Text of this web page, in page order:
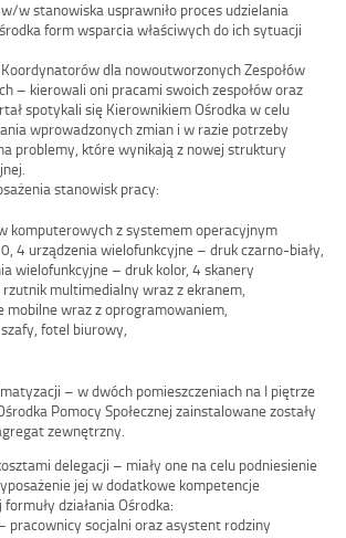
w/w stanowiska usprawniło proces udzielania
form wsparcia właściwych do ich sytuacji
Koordynatorów dla nowoutworzonych Zespołów
– kierowali oni pracami swoich zespołów oraz
spotykali się Kierownikiem Ośrodka w celu
wprowadzonych zmian i w razie potrzeby
problemy, które wynikają z nowej struktury
stanowisk pracy:
komputerowych z systemem operacyjnym
4 urządzenia wielofunkcyjne – druk czarno-biały,
wielofunkcyjne – druk kolor, 4 skanery
rzutnik multimedialny wraz z ekranem,
mobilne wraz z oprogramowaniem,
fotel biurowy,
– w dwóch pomieszczeniach na I piętrze
Pomocy Społecznej zainstalowane zostały
zewnętrzny.
delegacji – miały one na celu podniesienie
jej w dodatkowe kompetencje
działania Ośrodka:
pracownicy socjalni oraz asystent rodziny